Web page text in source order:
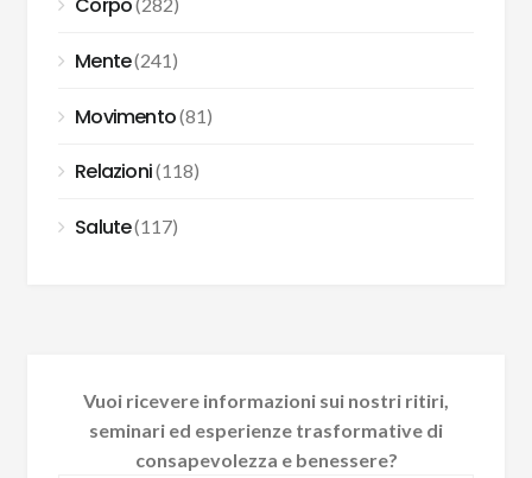
Corpo
Mente(241)
Movimento(81)
Relazioni(118)
Salute(117)
Vuoi ricevere informazioni sui nostri ritiri,
seminari ed esperienze trasformative di
consapevolezza e benessere?